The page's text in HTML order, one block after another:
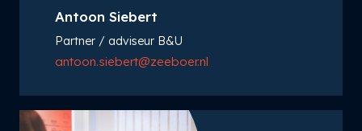
Antoon Siebert
Partner / adviseur B&U
antoon.siebert@zeeboer.nl